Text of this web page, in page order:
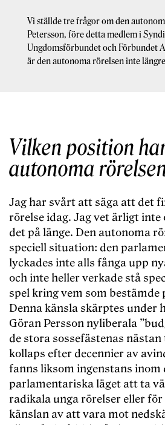
Vi ställde tre frågor om den
Petersson, före detta medlem i
Ungdomsförbundet och Förbundet
är den autonoma rörelsen inte
Vilken position
autonoma
Jag har svårt att säga att det
rörelse idag. Jag vet ärligt
det på länge. Den autonoma
speciell situation: den
lyckades inte alls fånga upp
och inte heller verkade stå
spel kring vem som
Denna känsla skärptes under
Göran Persson nyliberala
de stora sossefästenas
kollaps efter decennier av
fanns liksom ingenstans inom
parlamentariska läget att ta
radikala unga rörelser eller
känslan av att vara mot